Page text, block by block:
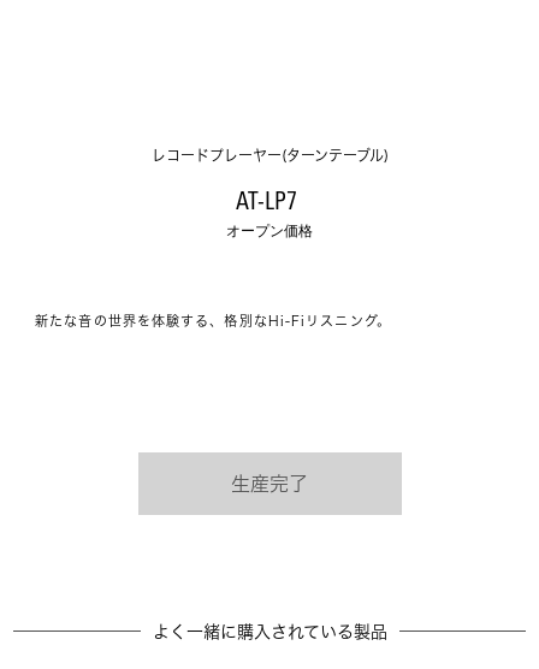
レコードプレーヤー(ターンテーブル)
AT-LP7
オープン価格
新たな音の世界を体験する、格別なHi-Fiリスニング。
生産完了
よく一緒に購入されている製品